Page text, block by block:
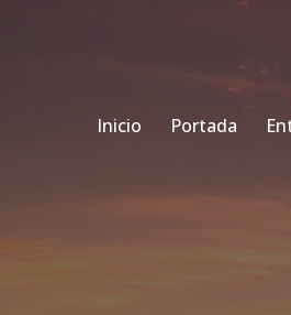
Inicio Portada